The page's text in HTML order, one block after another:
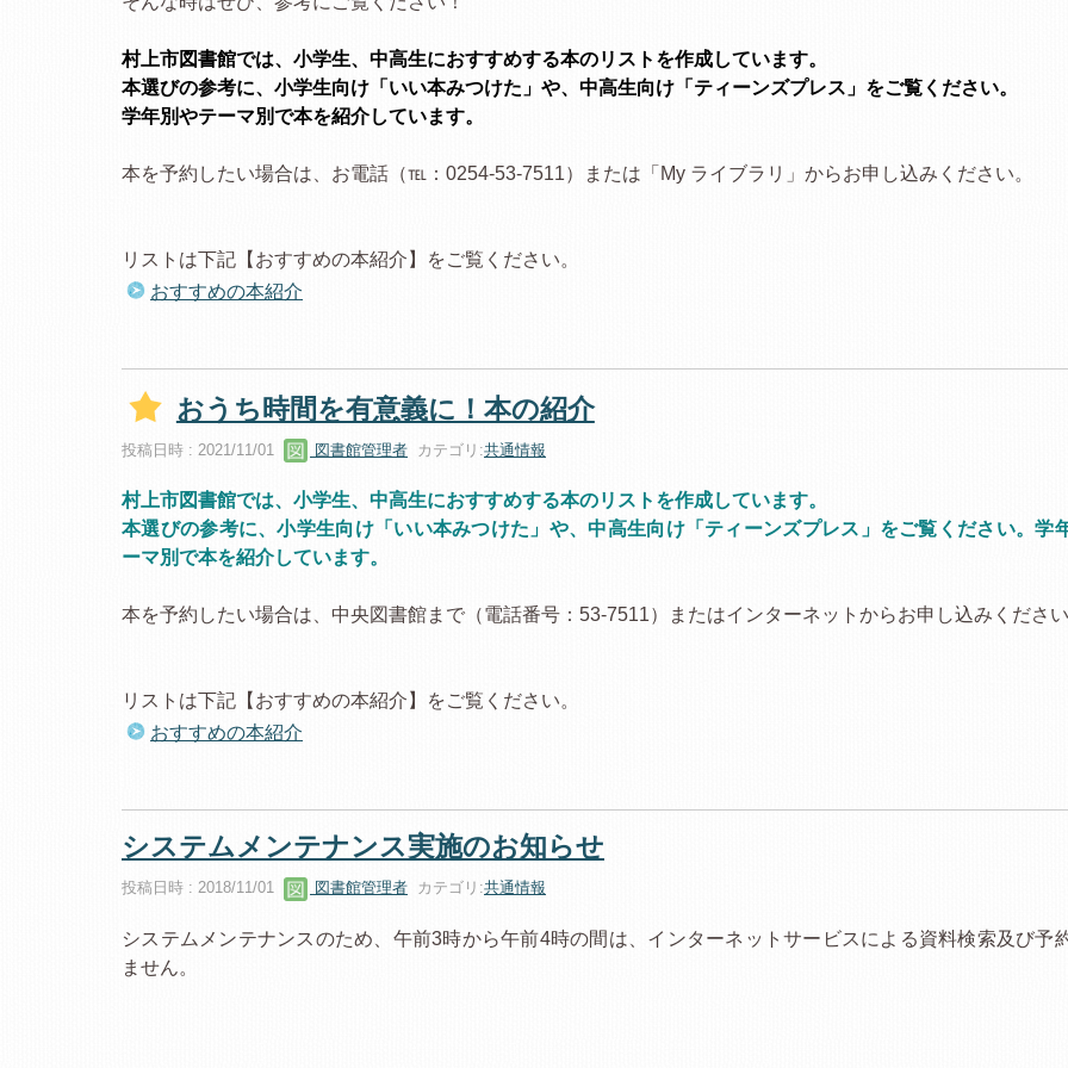
村上市図書館では、小学生、中高生におすすめする本のリストを作成しています。
本選びの参考に、小学生向け「いい本みつけた」や、中高生向け「ティーンズプレス」をご覧ください。
学年別やテーマ別で本を紹介しています。
本を予約したい場合は、お電話（℡：0254-53-7511）または「My ライブラリ」からお申し込みください。
リストは下記【おすすめの本紹介】をご覧ください。
おすすめの本紹介
おうち時間を有意義に！本の紹介
投稿日時 : 2021/11/01 図書館管理者 カテゴリ:共通情報
村上市図書館では、小学生、中高生におすすめする本のリストを作成しています。
本選びの参考に、小学生向け「いい本みつけた」や、中高生向け「ティーンズプレス」をご覧ください。学
ーマ別で本を紹介しています。
本を予約したい場合は、中央図書館まで（電話番号：53-7511）またはインターネットからお申し込みくださ
リストは下記【おすすめの本紹介】をご覧ください。
おすすめの本紹介
システムメンテナンス実施のお知らせ
投稿日時 : 2018/11/01 図書館管理者 カテゴリ:共通情報
システムメンテナンスのため、午前3時から午前4時の間は、インターネットサービスによる資料検索及び予
ません。